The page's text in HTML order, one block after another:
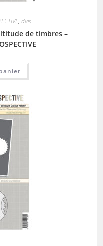
, dies
de timbres –